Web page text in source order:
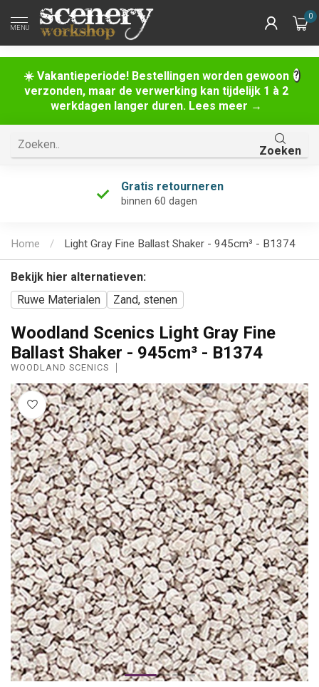
☀️ Vakantieperiode! Bestellingen worden gewoon
verzonden, maar de verwerking kan tijdelijk 1 à 2
werkdagen langer duren. Lees meer →
MENU
0
Zoeken
Gratis retourneren
binnen 60 dagen
Home / Light Gray Fine Ballast Shaker - 945cm³ - B1374
Bekijk hier alternatieven:
Ruwe Materialen
Zand, stenen
Woodland Scenics Light Gray Fine
Ballast Shaker - 945cm³ - B1374
WOODLAND SCENICS